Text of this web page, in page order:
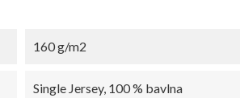
160 g/m2
Single Jersey, 100 % bavlna